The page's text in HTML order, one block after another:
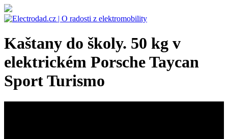
Kaštany do školy. 50 kg v
elektrickém Porsche Taycan
Sport Turismo